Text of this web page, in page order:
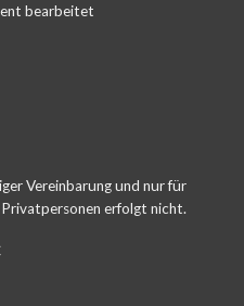
bearbeitet
Vereinbarung und nur für
erfolgt nicht.